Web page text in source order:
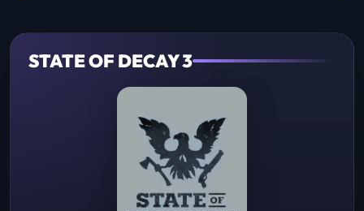
STATE OF DECAY 3